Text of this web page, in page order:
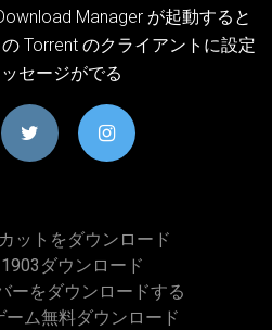
Manager が起動すると
Torrent のクライアントに設定
セージがでる
ットをダウンロード
ダウンロード
ーをダウンロードする
ーム無料ダウンロード